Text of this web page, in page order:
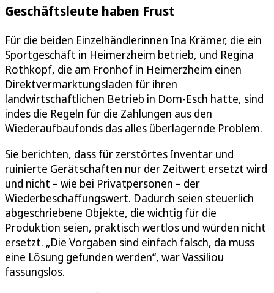
Geschäftsleute haben Frust
Für die beiden Einzelhändlerinnen Ina Krämer, die ein
Sportgeschäft in Heimerzheim betrieb, und Regina
Rothkopf, die am Fronhof in Heimerzheim einen
Direktvermarktungsladen für ihren
landwirtschaftlichen Betrieb in Dom-Esch hatte, sind
indes die Regeln für die Zahlungen aus den
Wiederaufbaufonds das alles überlagernde Problem.
Sie berichten, dass für zerstörtes Inventar und
ruinierte Gerätschaften nur der Zeitwert ersetzt wird
und nicht – wie bei Privatpersonen – der
Wiederbeschaffungswert. Dadurch seien steuerlich
abgeschriebene Objekte, die wichtig für die
Produktion seien, praktisch wertlos und würden nicht
ersetzt. „Die Vorgaben sind einfach falsch, da muss
eine Lösung gefunden werden“, war Vassiliou
fassungslos.